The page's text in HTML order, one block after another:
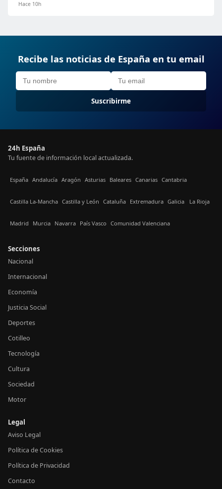
Hace 10h
Recibe las noticias de España en tu email
Suscribirme
24h España
Tu fuente de información local actualizada.
España Andalucía Aragón Asturias Baleares Canarias Cantabria
Castilla La-Mancha Castilla y León Cataluña Extremadura Galicia La Rioja
Madrid Murcia Navarra País Vasco Comunidad Valenciana
Secciones
Nacional
Internacional
Economía
Justicia Social
Deportes
Cotilleo
Tecnología
Cultura
Sociedad
Motor
Legal
Aviso Legal
Política de Cookies
Política de Privacidad
Contacto